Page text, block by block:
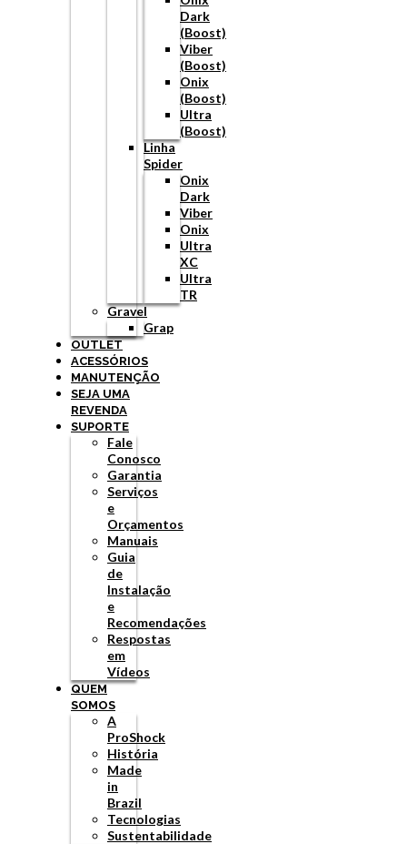
Dark
(Boost)
Viber
(Boost)
Onix
(Boost)
Ultra
(Boost)
Linha
Spider
Onix
Dark
Viber
Onix
Ultra
XC
Ultra
TR
Gravel
Grap
OUTLET
ACESSÓRIOS
MANUTENÇÃO
SEJA UMA
REVENDA
SUPORTE
Fale
Conosco
Garantia
Serviços
e
Orçamentos
Manuais
Guia
de
Instalação
e
Recomendações
Respostas
em
Vídeos
QUEM
SOMOS
A
ProShock
História
Made
in
Brazil
Tecnologias
Sustentabilidade